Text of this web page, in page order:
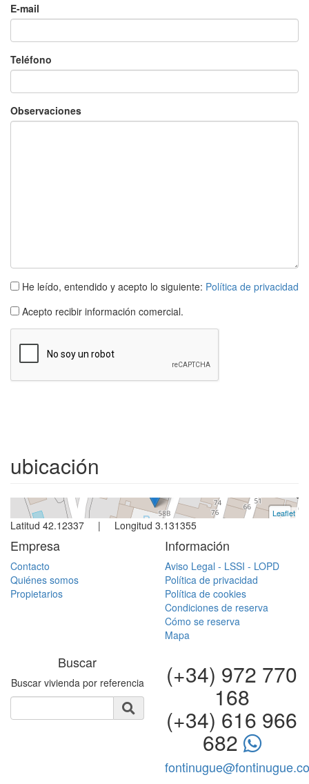
E-mail
Teléfono
Observaciones
He leído, entendido y acepto lo siguiente: Política de privacidad
Acepto recibir información comercial.
ubicación
+
Leaflet
Latitud 42.12337 | Longitud 3.131355
Empresa
Contacto
Quiénes somos
Propietarios
Información
Aviso Legal - LSSI - LOPD
Política de privacidad
Política de cookies
Condiciones de reserva
Cómo se reserva
Mapa
Buscar
Buscar vivienda por referencia (+34) 972 770
168
(+34) 616 966
682